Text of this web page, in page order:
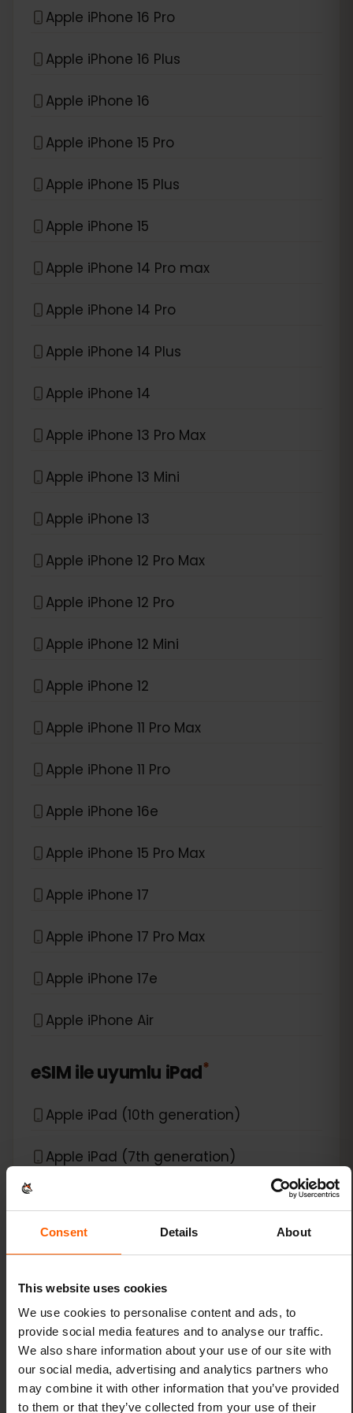
Consent Details About
This website uses cookies
We use cookies to personalise content and ads, to
provide social media features and to analyse our traffic.
We also share information about your use of our site with
our social media, advertising and analytics partners who
may combine it with other information that you’ve provided
to them or that they’ve collected from your use of their
Apple iPhone 16 Pro
Apple iPhone 16 Plus
Apple iPhone 16
Apple iPhone 15 Pro
Apple iPhone 15 Plus
Apple iPhone 15
Apple iPhone 14 Pro max
Apple iPhone 14 Pro
Apple iPhone 14 Plus
Apple iPhone 14
Apple iPhone 13 Pro Max
Apple iPhone 13 Mini
Apple iPhone 13
Apple iPhone 12 Pro Max
Apple iPhone 12 Pro
Apple iPhone 12 Mini
Apple iPhone 12
Apple iPhone 11 Pro Max
Apple iPhone 11 Pro
Apple iPhone 16e
Apple iPhone 15 Pro Max
Apple iPhone 17
Apple iPhone 17 Pro Max
Apple iPhone 17e
Apple iPhone Air
eSIM ile uyumlu iPad*
Apple iPad (10th generation)
Apple iPad (7th generation)
Apple iPad (9th generation)
Apple iPad Air (3rd generation)
Apple iPad Air (4th generation)
Apple iPad Air (5th generation)
Apple iPad Air (6th generation)